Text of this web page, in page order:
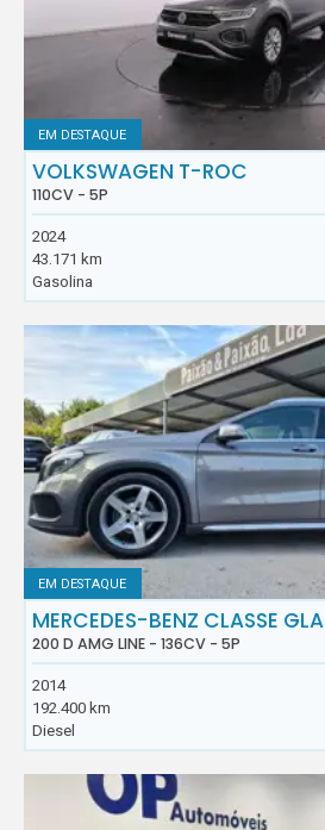
EM DESTAQUE
VOLKSWAGEN T-ROC
110CV - 5P
2024
43.171 km
Gasolina
EM DESTAQUE
MERCEDES-BENZ CLASSE GLA
200 D AMG LINE - 136CV - 5P
2014
192.400 km
Diesel